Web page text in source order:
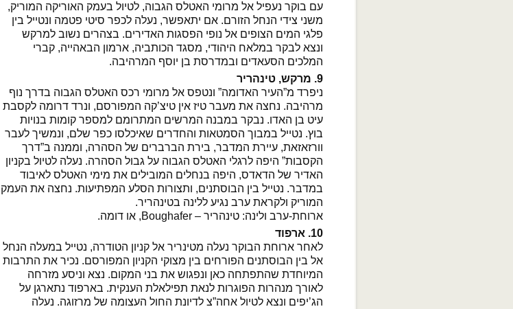
עם בוקר נעפיל אל מרומי האטלס הגבוה, לטיול בעמק האוריקה המוריק,
משני צידי הנחל הזורם. אם יתאפשר, נעלה לכפר סיטי פטמה ונטייל בין
פלגי המים הצופים אל נופי הפסגות האדירים. בצהרים נשוב למרקש
ונצא לבקר במלאח היהודי, מסגד הכותביה, ארמון הבאהייה, קברי
המלכים הסעאדים ובמדרסת בן יוסף המרהיבה.
9. מרקש, טינהריר
ניפרד מ”העיר האדומה” ונטפס אל מרומי רכס האטלס הגבוה בדרך נוף
מרהיבה. נחצה את מעבר טיז אין טיצ’קה המפורסם, ונרד דרומה לקסבת
עיט בן האדו. נבקר במבנה המרשים המתרומם למספר קומות בנויות
בוץ. נטייל במבוך הסמטאות והחדרים שאיכלסו כפר שלם, ונמשיך לעבר
וורזאזאת, עיירת המדבר, בירת הברברים של הסהרה, וממנה ב”דרך
הקסבות” היפה לרגלי האטלס הגבוה על גבול הסהרה. נעלה לטיול בקניון
האדיר של הדאדס, היפה בנחלים המובילים את מימי האטלס לאיבוד
במדבר. נטייל בין הבוסתנים, ותצורות הסלע המפתיעות. נחצה את העמק
המוריק ולקראת ערב נגיע ללינה בטינהריר.
ארוחת-ערב ולינה: טינהריר – Boughafer, או דומה.
10. ארפוד
לאחר ארוחת הבוקר נעלה מטינריר אל קניון הטודרה, נטייל במעלה הנחל
אל בין הבוסתנים הפורחים בין מצוקי הקניון המפורסם. נכיר את התרבות
המיוחדת שהתפתחה כאן ונפגוש את בני המקום. נצא וניסע מזרחה
לאורך מנהרות הפוגרות לנאת תפילאלת הענקית. בארפוד נתארגן על
הג’יפים ונצא לטיול אחה”צ לדיונת החול העצומה של מרזוגה. נעלה